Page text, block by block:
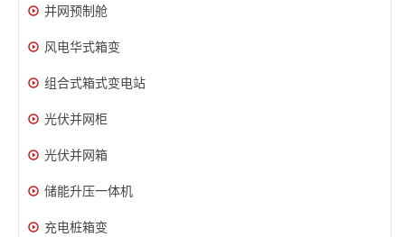
并网预制舱
风电华式箱变
组合式箱式变电站
光伏并网柜
光伏并网箱
储能升压一体机
充电桩箱变